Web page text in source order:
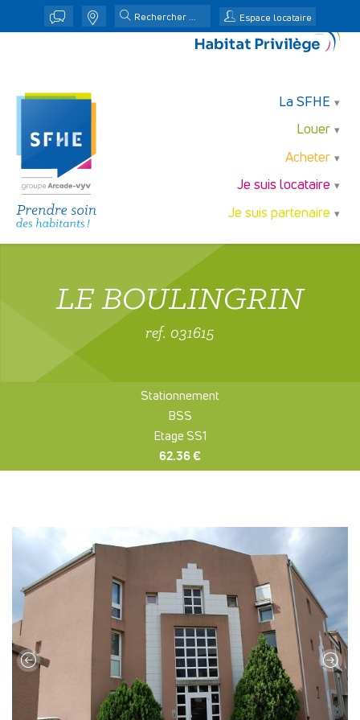
j n Espace locataire
La SFHE
Louer
Acheter
Je suis locataire
Je suis partenaire
LE BOULINGRIN
ref. 031615
Stationnement
BSS
Etage SS1
62.36 €